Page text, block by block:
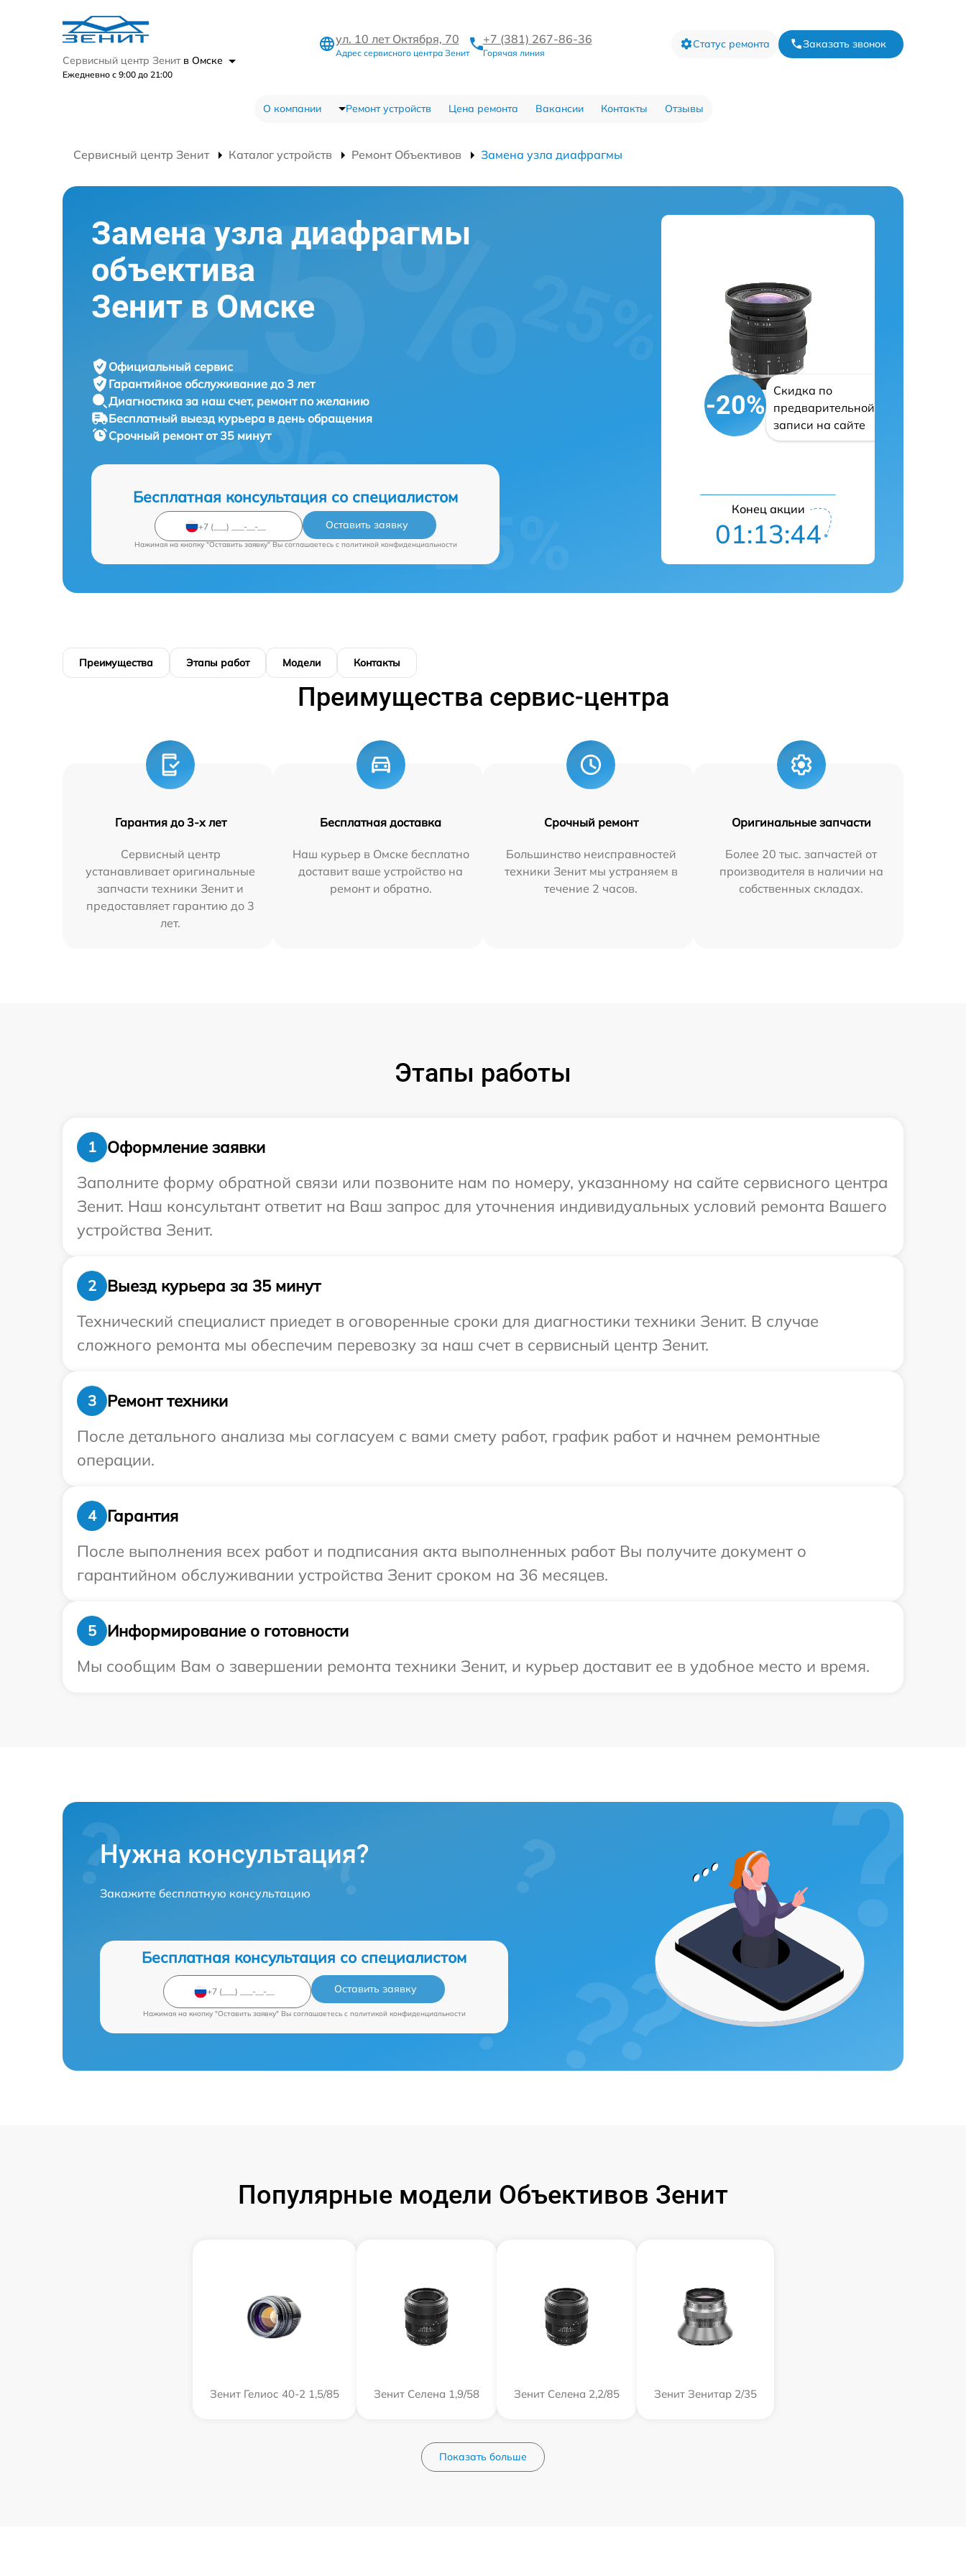
Сервисный центр Зенит в Омске
Ежедневно с 9:00 до 21:00
ул. 10 лет Октября, 70
Адрес сервисного центра Зенит
+7 (381) 267-86-36
Горячая линия
Статус ремонта Заказать звонок
О компании Ремонт устройств Цена ремонта Вакансии Контакты Отзывы
Сервисный центр Зенит Каталог устройств Ремонт Объективов Замена узла диафрагмы
Замена узла диафрагмы
объектива
Зенит в Омске
Официальный сервис
Гарантийное обслуживание до 3 лет
Диагностика за наш счет, ремонт по желанию
Бесплатный выезд курьера в день обращения
Срочный ремонтот 35 минут
Бесплатная консультация со специалистом
Оставить заявку
Нажимая на кнопку "Оставить заявку" Вы соглашаетесь c политикой конфиденциальности
-20%
Скидка по
предварительной
записи на сайте
Конец акции
01:13:43
Преимущества Этапы работ Модели Контакты
Преимущества сервис-центра
Гарантия до 3-х лет
Сервисный центр
устанавливает оригинальные
запчасти техники Зенит и
предоставляет гарантию до 3
лет.
Бесплатная доставка
Наш курьер в Омске бесплатно
доставит ваше устройство на
ремонт и обратно.
Срочный ремонт
Большинство неисправностей
техники Зенит мы устраняем в
течение 2 часов.
Оригинальные запчасти
Более 20 тыс. запчастей от
производителя в наличии на
собственных складах.
Этапы работы
1
Оформление заявки
Заполните форму обратной связи или позвоните нам по номеру, указанному на сайте сервисного центра
Зенит. Наш консультант ответит на Ваш запрос для уточнения индивидуальных условий ремонта Вашего
устройства Зенит.
2
Выезд курьера за 35 минут
Технический специалист приедет в оговоренные сроки для диагностики техники Зенит. В случае
сложного ремонта мы обеспечим перевозку за наш счет в сервисный центр Зенит.
3
Ремонт техники
После детального анализа мы согласуем с вами смету работ, график работ и начнем ремонтные
операции.
4
Гарантия
После выполнения всех работ и подписания акта выполненных работ Вы получите документ о
гарантийном обслуживании устройства Зенит сроком на 36 месяцев.
5
Информирование о готовности
Мы сообщим Вам о завершении ремонта техники Зенит, и курьер доставит ее в удобное место и время.
Нужна консультация?
Закажите бесплатную консультацию
Бесплатная консультация со специалистом
Оставить заявку
Нажимая на кнопку "Оставить заявку" Вы соглашаетесь c политикой конфиденциальности
Популярные модели Объективов Зенит
Зенит Гелиос 40-2 1,5/85 Зенит Селена 1,9/58 Зенит Селена 2,2/85 Зенит Зенитар 2/35
Показать больше